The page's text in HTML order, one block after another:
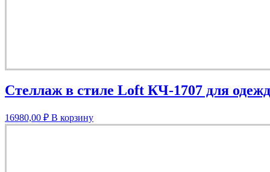
Стеллаж в стиле Loft КЧ-1707 для
16980,00 ₽ В корзину